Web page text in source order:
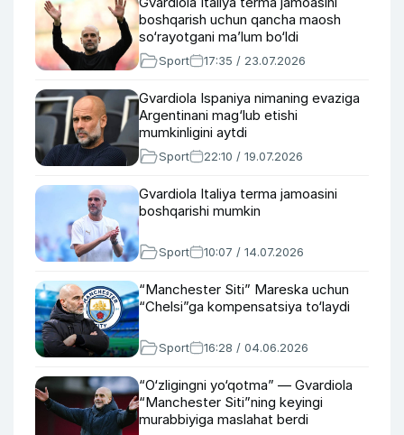
boshqarish uchun qancha maosh
so‘rayotgani ma’lum bo‘ldi
Sport 17:35 / 23.07.2026
Gvardiola Ispaniya nimaning evaziga
Argentinani mag‘lub etishi
mumkinligini aytdi
Sport 22:10 / 19.07.2026
Gvardiola Italiya terma jamoasini
boshqarishi mumkin
Sport 10:07 / 14.07.2026
“Manchester Siti” Mareska uchun
“Chelsi”ga kompensatsiya to‘laydi
Sport 16:28 / 04.06.2026
“O‘zligingni yo‘qotma” — Gvardiola
“Manchester Siti”ning keyingi
murabbiyiga maslahat berdi